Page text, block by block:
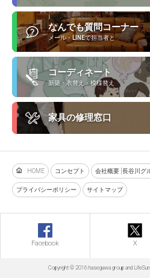
なんでも質問コーナー
メール・LINEで担当者と
コーディネート
新築・衣替え・模様替え
家具の修理窓口
HOME コンセプト 会社概要 [長谷川グ
プライバシーポリシー サイトマップ
Facebook X
Copyright © 2016 hasegawa group and